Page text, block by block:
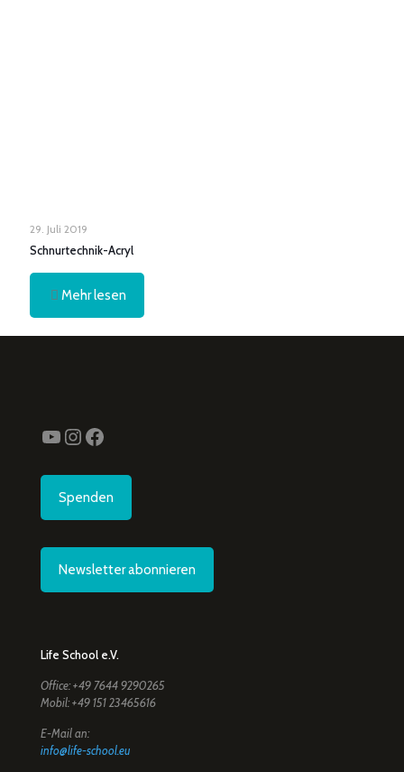
29. Juli 2019
Schnurtechnik-Acryl
Mehr lesen
YouTube
Instagram
Facebook
Spenden
Newsletter abonnieren
Life School e.V.
Office: +49 7644 9290265
Mobil: +49 151 23465616
E-Mail an:
info@life-school.eu